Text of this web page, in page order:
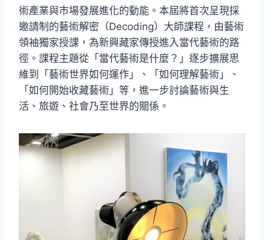
術產業與市場發展進化的動能。本屆將首次呈現採
邀請制的藝術解密（Decoding）大師課程，由藝術
領袖獨家授課，為新興藏家傳授進入當代藝術的路
徑。課程主題從「當代藝術是什麼？」逐步擴展思
維到「藝術世界如何運作」、「如何理解藝術」、
「如何開始收藏藝術」等，進一步討論藝術與生
活、旅遊、社會乃至世界的關係。